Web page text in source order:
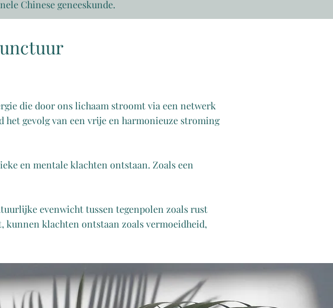
Chinese geneeskunde.
die door ons lichaam stroomt via een netwerk
het gevolg van een vrije en harmonieuze stroming
en mentale klachten ontstaan. Zoals een
evenwicht tussen tegenpolen zoals rust
klachten ontstaan zoals vermoeidheid,